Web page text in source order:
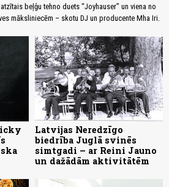
beļģu tehno duets “Joyhauser” un viena no
māksliniecēm – skotu DJ un producente Mha Iri.
Latvijas Neredzīgo
biedrība Juglā svinēs
simtgadi – ar Reini Jauno
un dažādām aktivitātēm